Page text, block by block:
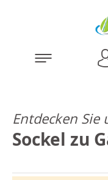
Entdecken
Sockel zu